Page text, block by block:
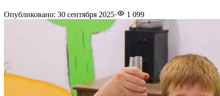
Опубликовано: 30 сентября 2025· 1 099